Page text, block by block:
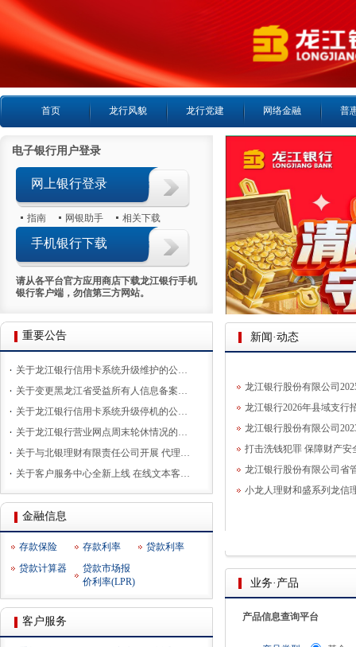
首页 龙行风貌 龙行党建 网络金融 普
电子银行用户登录
网上银行登录
指南 网银助手 相关下载
手机银行下载
请从各平台官方应用商店下载龙江银行手机
银行客户端，勿信第三方网站。
重要公告
关于龙江银行信用卡系统升级维护的公…
关于变更黑龙江省受益所有人信息备案…
关于龙江银行信用卡系统升级停机的公…
关于龙江银行营业网点周末轮休情况的…
关于与北银理财有限责任公司开展 代理…
关于客户服务中心全新上线 在线文本客…
金融信息
存款保险 存款利率
贷款利率
贷款计算器
贷款市场报
价利率(LPR)
客户服务
新闻·动态
龙江银行股份有限公司
龙江银行2026年县域支行
龙江银行股份有限公司
打击洗钱犯罪 保障财产安
龙江银行股份有限公司省
小龙人理财和盛系列龙信
业务·产品
产品信息查询平台